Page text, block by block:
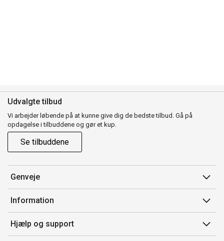
Udvalgte tilbud
Vi arbejder løbende på at kunne give dig de bedste tilbud. Gå på
opdagelse i tilbuddene og gør et kup.
Se tilbuddene
Genveje
Min side
Ordrehistorik
Gavekort
Information
Salgsbetingelser
Mærker/producent
Hjælp og support